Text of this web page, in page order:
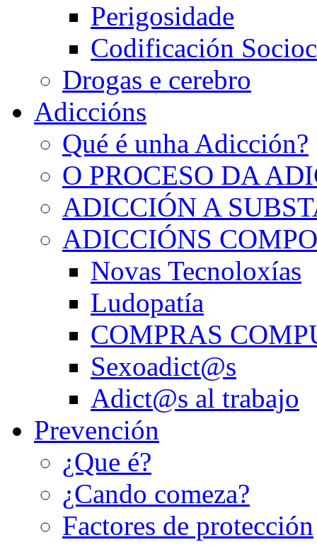
Perigosidade
Codificación
Drogas e cerebro
Adiccións
Qué é unha Adicción?
O PROCESO DA
ADICCIÓN A
ADICCIÓNS
Novas Tecnoloxías
Ludopatía
COMPRAS
Sexoadict@s
Adict@s al trabajo
Prevención
¿Que é?
¿Cando comeza?
Factores de protección